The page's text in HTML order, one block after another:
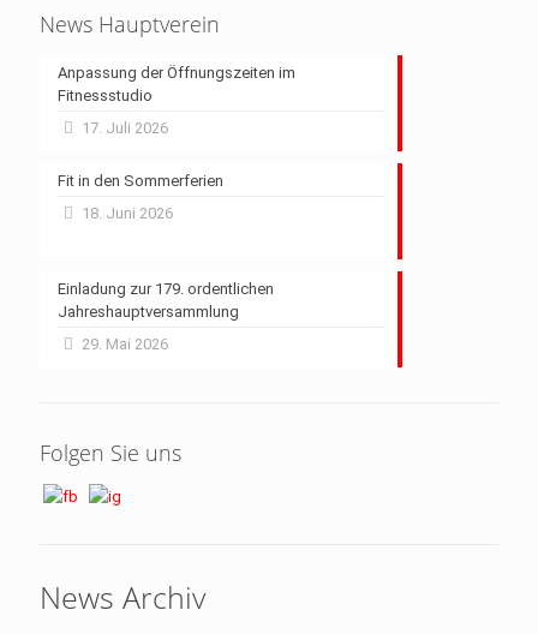
News Hauptverein
Anpassung der Öffnungszeiten im
Fitnessstudio
17. Juli 2026
Fit in den Sommerferien
18. Juni 2026
Einladung zur 179. ordentlichen
Jahreshauptversammlung
29. Mai 2026
Folgen Sie uns
News Archiv